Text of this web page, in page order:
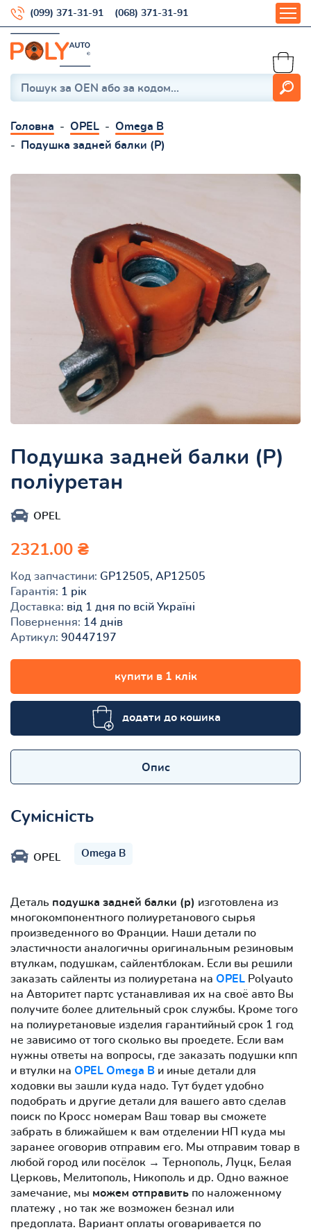
(099) 371-31-91 (068) 371-31-91
Головна OPEL
Omega B
Подушка задней балки (Р)
Подушка задней балки (Р)
поліуретан
OPEL
2321.00 ₴
Код запчастини: GP12505, AP12505
Гарантія: 1 рік
Доставка: від 1 дня по всій Україні
Повернення: 14 днів
Артикул: 90447197
купити в 1 клік
додати до кошика
Опис
Сумісність
OPEL Omega B
Деталь подушка задней балки (р) изготовлена из
многокомпонентного полиуретанового сырья
произведенного во Франции. Наши детали по
эластичности аналогичны оригинальным резиновым
втулкам, подушкам, сайлентблокам. Если вы решили
заказать сайленты из полиуретана на OPEL Polyauto
на Авторитет партс устанавливая их на своё авто Вы
получите более длительный срок службы. Кроме того
на полиуретановые изделия гарантийный срок 1 год
не зависимо от того сколько вы проедете. Если вам
нужны ответы на вопросы, где заказать подушки кпп
и втулки на OPEL Omega B и иные детали для
ходовки вы зашли куда надо. Тут будет удобно
подобрать и другие детали для вашего авто сделав
поиск по Кросс номерам Ваш товар вы сможете
забрать в ближайшем к вам отделении НП куда мы
заранее оговорив отправим его. Мы отправим товар в
любой город или посёлок → Тернополь, Луцк, Белая
Церковь, Мелитополь, Никополь и др. Одно важное
замечание, мы можем отправить по наложенному
платежу , но так же возможен безнал или
предоплата. Вариант оплаты оговаривается по